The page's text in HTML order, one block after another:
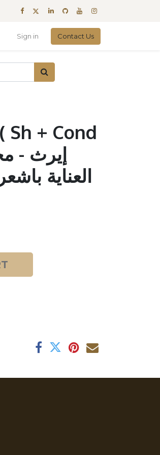
Sign in Contact Us
Sh + Cond
العناية